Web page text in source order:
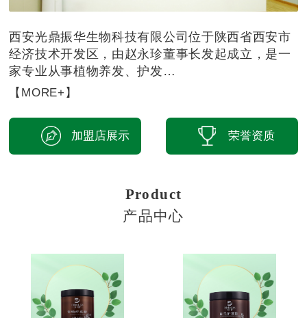
西安光鼎振华生物科技有限公司位于陕西省西安市
经济技术开发区，由赵永珍董事长发起成立，是一
家专业从事植物养发、护发…
【MORE+】
加盟店展示 荣誉资质
Product
产品中心